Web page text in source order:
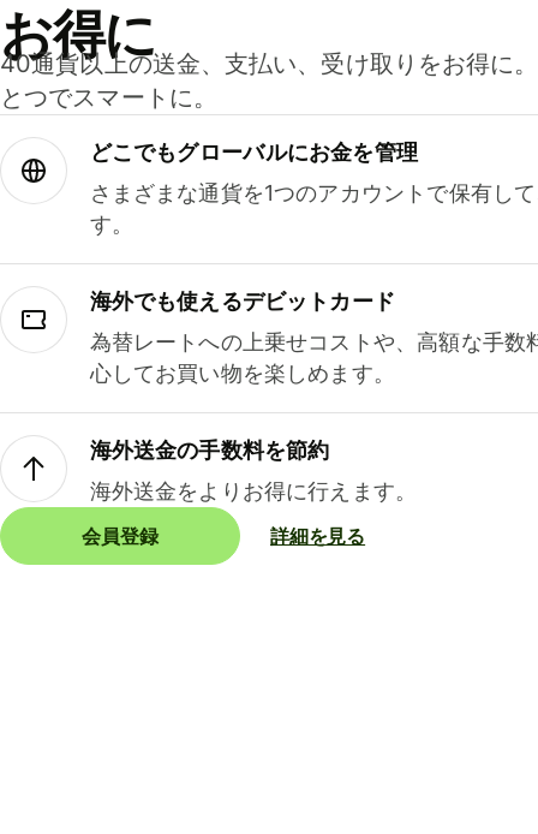
お得に
40通貨以上の送金、支払い、受け取りをお得に
とつでスマートに。
どこでもグ⁠ロ⁠ー⁠バ⁠ルにお金を管理
さまざまな通貨を1つのアカウントで保有し
す。
海外でも使えるデビットカード
為替レートへの上乗せコストや、高額な手数
心してお買い物を楽しめます。
海外送金の手数料を節約
海外送金をよりお得に行えます。
会員登録 詳細を見る